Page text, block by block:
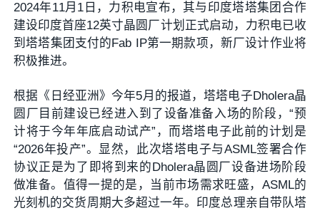
2024年11月1日，力积电宣布，其与印度塔塔集团合作
建设印度首座12英寸晶圆厂计划正式启动，力积电已收
到塔塔集团支付的Fab IP第一期款项，新厂设计作业将
积极推进。
根据《日经亚洲》今年5月的报道，塔塔电子Dholera晶
圆厂目前建设已经进入到了设备准备入场的阶段，“预
计将于今年年底启动试产”，而塔塔电子此前的计划是
“2026年投产”。显然，此次塔塔电子与ASML签署合作
协议正是为了即将到来的Dholera晶圆厂设备进场阶段
做准备。值得一提的是，当前市场需求旺盛，ASML的
光刻机的交货周期大多超过一年。印度总理亲自带队塔